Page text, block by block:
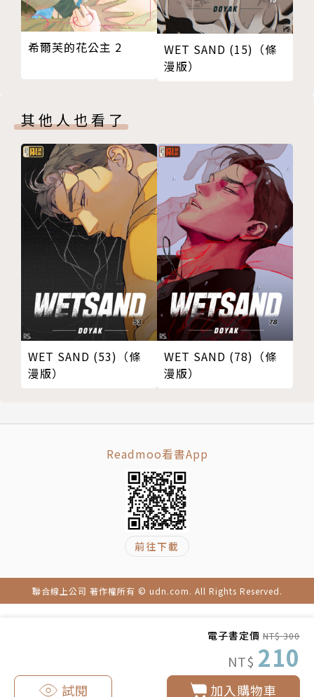
電子書定價 NT$ 300
NT$ 210
加入購物車
試閱
希爾芙的花公主 2
WET SAND (15)（條
漫版）
其他人也看了
WET SAND (53)（條
漫版）
WET SAND (78)（條
漫版）
Readmoo看書App
前往下載
聯合線上公司 著作權所有 © udn.com. All Rights Reserved.